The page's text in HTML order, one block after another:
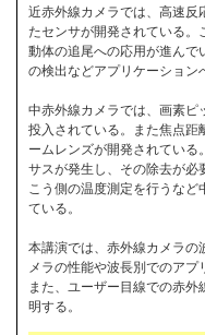
近赤外線カメラでは、高速
たセンサが開発されている
動体の追尾への応用が進ん
の検出などアプリケーション
中赤外線カメラでは、画素ピ
投入されている。また焦点
ームレンズが開発されてい
サスが発生し、その除去が必
こう側の温度測定を行うな
ている。
本講演では、赤外線カメラの
メラの性能や波長別でのアプ
また、ユーザー目線での赤
明する。